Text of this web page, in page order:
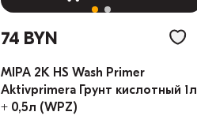
74 BYN
MIPA 2К HS Wash Primer
Aktivprimerа Грунт кислотный 1л
+ 0,5л (WPZ)